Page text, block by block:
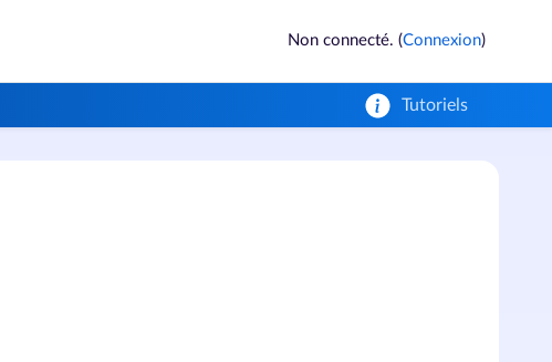
Non connecté. (Connexion)
Tutoriels